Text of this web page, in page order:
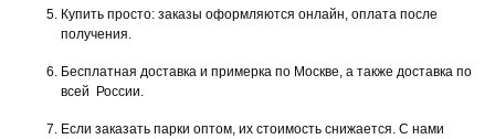
Купить просто: заказы оформляются онлайн, оплата после
получения.
Бесплатная доставка и примерка по Москве, а также доставка по
всей России.
Если заказать парки оптом, их стоимость снижается. С нами